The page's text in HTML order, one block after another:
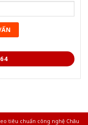
tiêu chuẩn công nghệ Châu